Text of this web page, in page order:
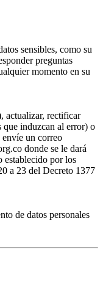
sensibles, como su
preguntas
momento en su
actualizar, rectificar
que induzcan al error) o
un correo
donde se le dará
establecido por los
a 23 del Decreto 1377
de datos personales